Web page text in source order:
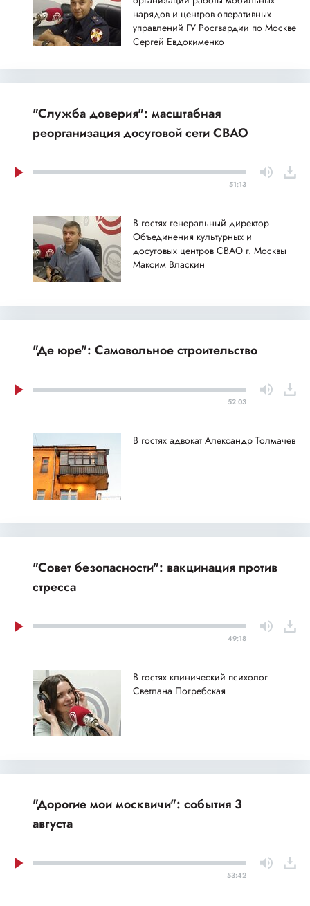
нарядов и центров оперативных
управлений ГУ Росгвардии по Москве
Сергей Евдокименко
"Служба доверия": масштабная
реорганизация досуговой сети СВАО
51:13
В гостях генеральный директор
Объединения культурных и
досуговых центров СВАО г. Москвы
Максим Власкин
"Де юре": Самовольное строительство
52:03
В гостях адвокат Александр Толмачев
"Совет безопасности": вакцинация против
стресса
49:18
В гостях клинический психолог
Светлана Погребская
"Дорогие мои москвичи": события 3
августа
53:42